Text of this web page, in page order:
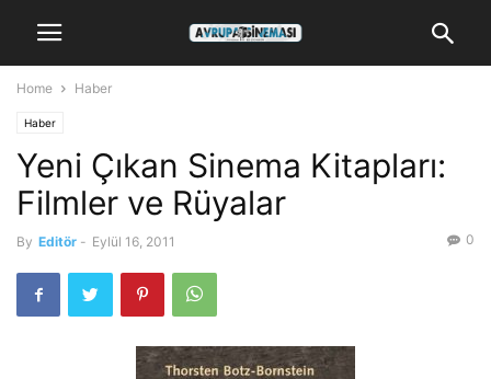
Home Haber
Haber
Yeni Çıkan Sinema Kitapları:
Filmler ve Rüyalar
By Editör - Eylül 16, 2011 0